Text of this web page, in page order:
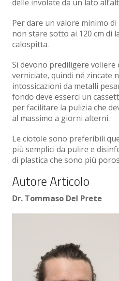
delle involate da un lato
Per dare un valore minimo
non stare sotto ai 120 cm di
calospitta.
Si devono prediligere voliere
verniciate, quindi né zincate
intossicazioni da metalli
fondo deve esserci un
per facilitare la pulizia che
al massimo a giorni alterni.
Le ciotole sono preferibili
più semplici da pulire e
di plastica che sono più
Autore Articolo
Dr. Tommaso Del Prete